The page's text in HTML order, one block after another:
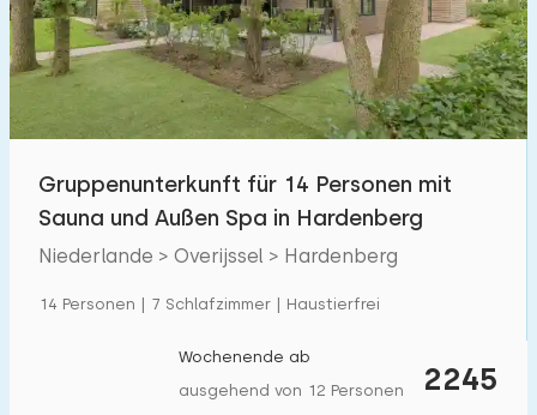
Schwimmbad 32
Eingezäunter Garten 2
Haustierfrei 15
Ladestation Auto
€ 0 — € 1000+
Gruppenunterkunft für 14 Personen mit
Sauna und Außen Spa in Hardenberg
Niederlande > Overijssel > Hardenberg
14 Personen | 7 Schlafzimmer | Haustierfrei
2245
Wochenende ab
ausgehend von 12 Personen